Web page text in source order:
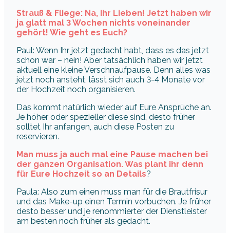
Strauß & Fliege: Na, Ihr Lieben! Jetzt haben wir
ja glatt mal 3 Wochen nichts voneinander
gehört! Wie geht es Euch?
Paul: Wenn Ihr jetzt gedacht habt, dass es das jetzt
schon war – nein! Aber tatsächlich haben wir jetzt
aktuell eine kleine Verschnaufpause. Denn alles was
jetzt noch ansteht, lässt sich auch 3-4 Monate vor
der Hochzeit noch organisieren.
Das kommt natürlich wieder auf Eure Ansprüche an.
Je höher oder spezieller diese sind, desto früher
solltet Ihr anfangen, auch diese Posten zu
reservieren.
Man muss ja auch mal eine Pause machen bei
der ganzen Organisation. Was plant ihr denn
für Eure Hochzeit so an Details?
Paula: Also zum einen muss man für die Brautfrisur
und das Make-up einen Termin vorbuchen. Je früher
desto besser und je renommierter der Dienstleister
am besten noch früher als gedacht.